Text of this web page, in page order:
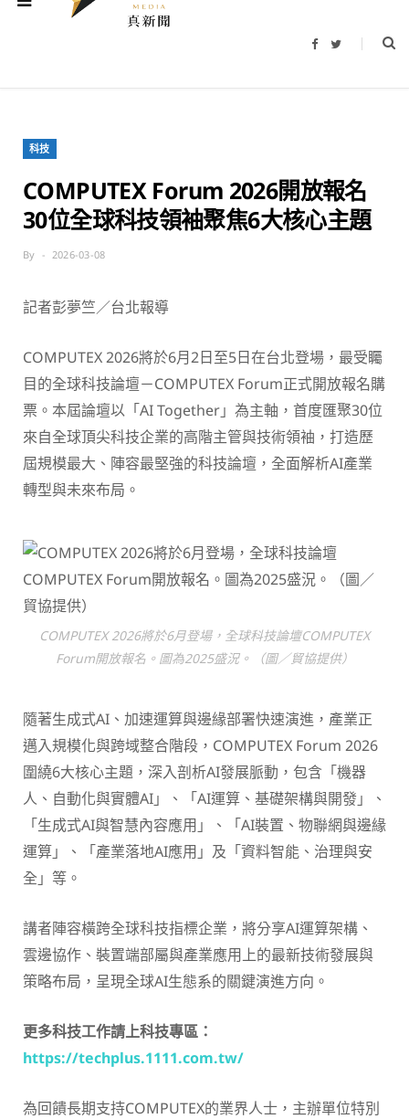
F
b
T
t
科技
COMPUTEX Forum 2026開放報名
30位全球科技領袖聚焦6大核心主題
By 2026-03-08
記者彭夢竺／台北報導
COMPUTEX 2026將於6月2日至5日在台北登場，最受矚
目的全球科技論壇－COMPUTEX Forum正式開放報名購
票。本屆論壇以「AI Together」為主軸，首度匯聚30位
來自全球頂尖科技企業的高階主管與技術領袖，打造歷
屆規模最大、陣容最堅強的科技論壇，全面解析AI產業
轉型與未來布局。
COMPUTEX 2026將於6月登場，全球科技論壇COMPUTEX
Forum開放報名。圖為2025盛況。（圖／貿協提供）
隨著生成式AI、加速運算與邊緣部署快速演進，產業正
邁入規模化與跨域整合階段，COMPUTEX Forum 2026
圍繞6大核心主題，深入剖析AI發展脈動，包含「機器
人、自動化與實體AI」、「AI運算、基礎架構與開發」、
「生成式AI與智慧內容應用」、「AI裝置、物聯網與邊緣
運算」、「產業落地AI應用」及「資料智能、治理與安
全」等。
講者陣容橫跨全球科技指標企業，將分享AI運算架構、
雲邊協作、裝置端部屬與產業應用上的最新技術發展與
策略布局，呈現全球AI生態系的關鍵演進方向。
更多科技工作請上科技專區：
https://techplus.1111.com.tw/
為回饋長期支持COMPUTEX的業界人士，主辦單位特別